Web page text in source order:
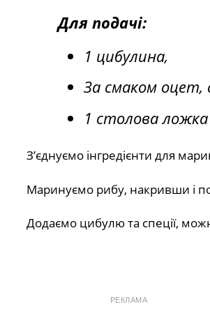
Для подачі:
1 цибулина,
За смаком оцет,
1 столова ложка
З’єднуємо інгредієнти для
Маринуємо рибу, накривши і
Додаємо цибулю та спеції,
РЕКЛАМА